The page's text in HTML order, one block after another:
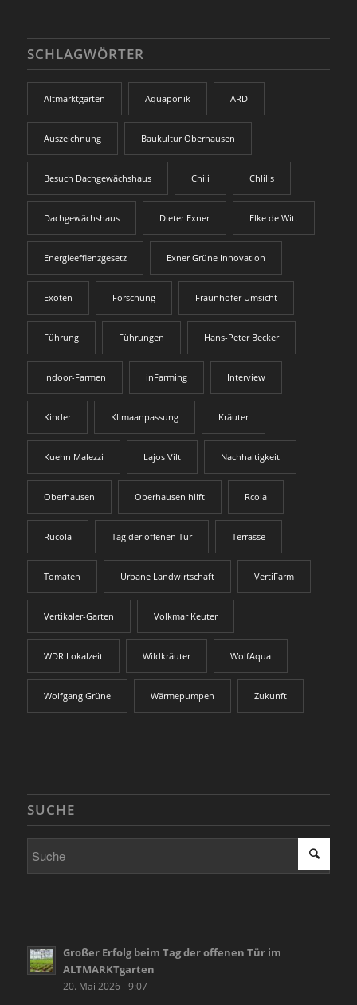
SCHLAGWÖRTER
Altmarktgarten Aquaponik ARD
Auszeichnung Baukultur Oberhausen
Besuch Dachgewächshaus Chili Chlilis
Dachgewächshaus Dieter Exner Elke de Witt
Energieeffienzgesetz Exner Grüne Innovation
Exoten Forschung Fraunhofer Umsicht
Führung Führungen Hans-Peter Becker
Indoor-Farmen inFarming Interview
Kinder Klimaanpassung Kräuter
Kuehn Malezzi Lajos Vilt Nachhaltigkeit
Oberhausen Oberhausen hilft Rcola
Rucola Tag der offenen Tür Terrasse
Tomaten Urbane Landwirtschaft VertiFarm
Vertikaler-Garten Volkmar Keuter
WDR Lokalzeit Wildkräuter WolfAqua
Wolfgang Grüne Wärmepumpen Zukunft
SUCHE
Großer Erfolg beim Tag der offenen Tür im
ALTMARKTgarten
20. Mai 2026 - 9:07